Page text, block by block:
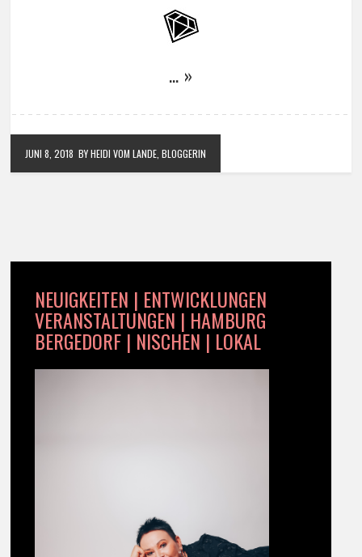
… »
JUNI 8, 2018 BY HEIDI VOM LANDE, BLOGGERIN
NEUIGKEITEN | ENTWICKLUNGEN
VERANSTALTUNGEN | HAMBURG
BERGEDORF | NISCHEN | LOKAL